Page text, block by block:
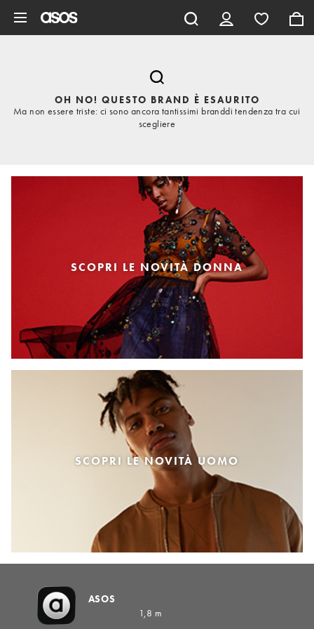
OH NO! QUESTO BRAND È ESAURITO
Ma non essere triste: ci sono ancora tantissimi branddi tendenza tra cui
scegliere
SCOPRI LE NOVITÀ DONNA
SCOPRI LE NOVITÀ UOMO
ASOS
1,8 m